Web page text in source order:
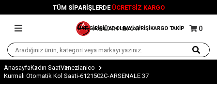
TÜM SİPARİŞLERDE ÜCRETSİZ KARGO
ÜYE GİRİŞİÜYE OLBAYİ GİRİŞİKARGO TAKİP 0
AnasayfaKadın SaatVenezianico
Kurmalı Otomatik Kol Saati-6121502C-ARSENALE 37